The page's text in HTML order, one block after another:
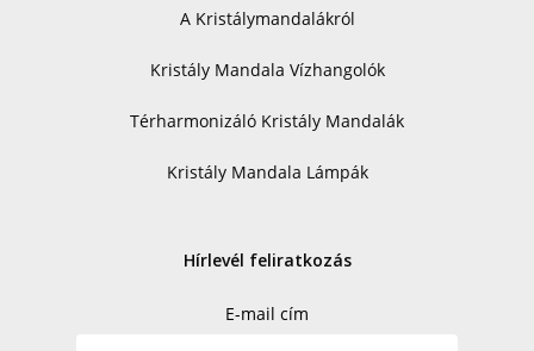
A Kristálymandalákról
Kristály Mandala Vízhangolók
Térharmonizáló Kristály Mandalák
Kristály Mandala Lámpák
Hírlevél feliratkozás
E-mail cím